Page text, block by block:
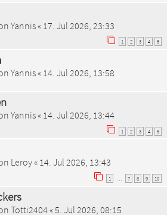
Yannis« 17. Jul 2026, 23:33
1 2 3 4 5
Yannis« 14. Jul 2026, 13:58
Yannis« 14. Jul 2026, 13:44
1 2 3 4 5
Leroy« 14. Jul 2026, 13:43
1 7 8 9 10
Totti2404«5. Jul 2026, 08:15